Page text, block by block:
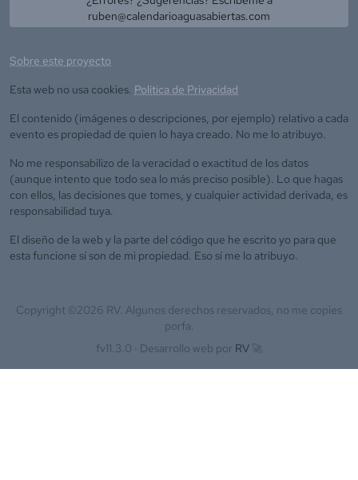
ruben@calendarioaguasabiertas.com
Sobre este proyecto
Esta web no usa cookies. Política de Privacidad
El contenido (imágenes o descripciones, por ejemplo) relativo a cada
evento es propiedad de quien lo haya creado. No me lo atribuyo.
No me responsabilizo de la veracidad o exactitud de los datos
(aunque intento que todo sea lo más preciso posible). Lo que hagas
con ellos, las decisiones que tomes, y cualquier actividad derivada, es
responsabilidad tuya.
El diseño de la web y la parte del código que he escrito yo para que
esta funcione sí son de mi propiedad. Eso sí me lo atribuyo.
Copyright ©2026 RV. Algunos derechos reservados, no me copies
porfa.
fv11.3.0 · Desarrollo web por RV 🚀